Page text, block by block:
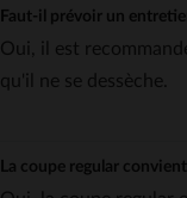
Faut-il prévoir un
Oui, il est
qu'il ne se dessèche.
La coupe regular